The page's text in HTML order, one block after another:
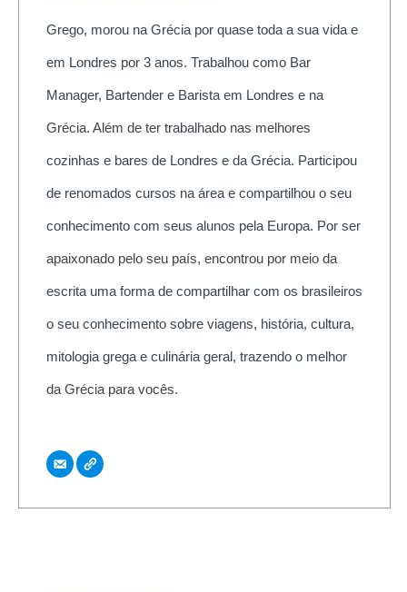
Grego, morou na Grécia por quase toda a sua vida e
em Londres por 3 anos. Trabalhou como Bar
Manager, Bartender e Barista em Londres e na
Grécia. Além de ter trabalhado nas melhores
cozinhas e bares de Londres e da Grécia. Participou
de renomados cursos na área e compartilhou o seu
conhecimento com seus alunos pela Europa. Por ser
apaixonado pelo seu país, encontrou por meio da
escrita uma forma de compartilhar com os brasileiros
o seu conhecimento sobre viagens, história, cultura,
mitologia grega e culinária geral, trazendo o melhor
da Grécia para vocês.